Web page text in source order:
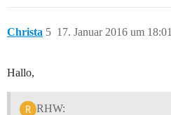
Christa 17. Januar 2016 um 18:01
5
Hallo,
RHW: